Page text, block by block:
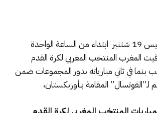
يواجه اليوم الخميس 19 شتنبر ابتداء من الساعة الواحدة
المغرب المنتخب المغربي لكرة القدم
بنما في ثاني مبارياته بدور المجموعات ضمن
لـ”الفوتسال” المقامة بـأوزبكستان،